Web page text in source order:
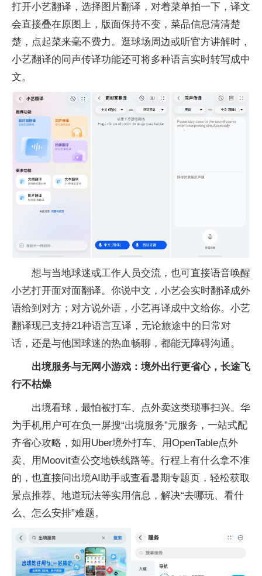
打开小艺翻译，选择图片翻译，对着菜单拍一下，译文
会直接叠在原图上，版面保持不变，菜品信息清清楚
楚，点起菜来毫不费力。逛球场周边或听官方讲解时，
小艺翻译的同声传译功能还可将多种语言实时转写成中
文。
想与当地球迷或工作人员交流，也可直接语音唤醒
小艺打开面对面翻译。你说中文，小艺会实时翻译成外
语给到对方；对方说外语，小艺再译成中文给你。小艺
翻译现已支持21种语言互译，无论旅途中的日常对
话，还是与他国球迷的热血畅聊，都能无障碍沟通。
出境服务与无网小游戏：境外出行更省心，长途飞
行不枯燥
出境看球，最怕被打车、点外卖这类琐事扫兴。华
为手机用户可在负一屏搜“出境服务”元服务，一站式配
齐省心攻略，如用Uber境外打车、用OpenTable点外
卖、用Moovit查公交地铁线路等。行程上有什么拿不准
的，也直接问出境AI助手或查看暑期专题页，轻松获取
景点推荐、地道玩法等实用信息，解决“去哪玩、看什
么、怎么安排”难题。